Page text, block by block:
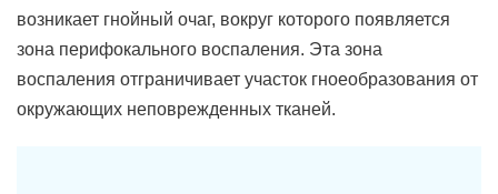
возникает гнойный очаг, вокруг которого появляется
зона перифокального воспаления. Эта зона
воспаления отграничивает участок гноеобразования от
окружающих неповрежденных тканей.